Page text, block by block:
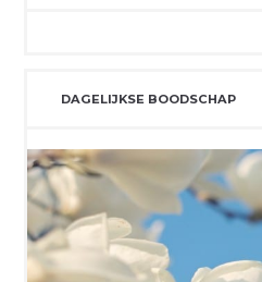
DAGELIJKSE BOODSCHAP